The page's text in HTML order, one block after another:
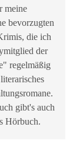
meine
bevorzugten
die ich
der
regelmäßig
gibt's auch
Hörbuch.